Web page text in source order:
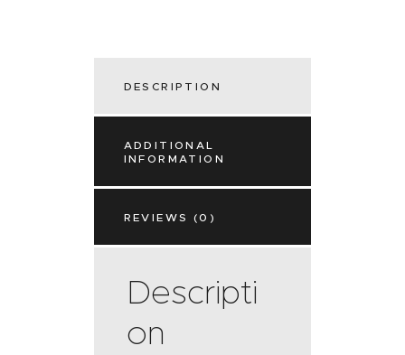
DESCRIPTION
ADDITIONAL
INFORMATION
REVIEWS (0)
Descripti
on